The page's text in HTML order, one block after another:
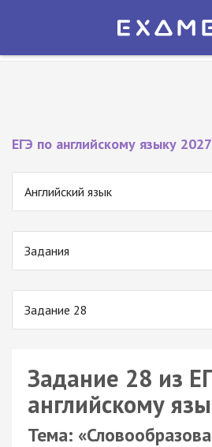
Экзамер — ЕГЭ 2027
ЕГЭ по английскому языку 2027
Английский язык
Задания
Задание 28
Задание 28 из
английскому
Тема: